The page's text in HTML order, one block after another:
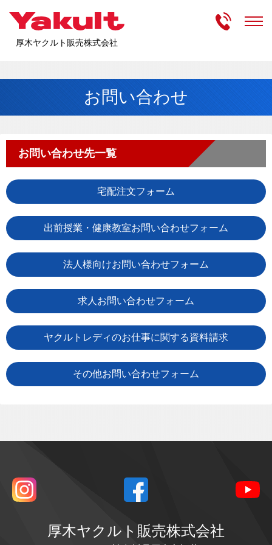
厚木ヤクルト販売株式会社
受付時
お問い合わせ
お問い合わせ先一覧
宅配注文フォーム
出前授業・健康教室お問い合わせフォーム
法人様向けお問い合わせフォーム
求人お問い合わせフォーム
ヤクルトレディのお仕事に関する資料請求
その他お問い合わせフォーム
厚木ヤクルト販売株式会社